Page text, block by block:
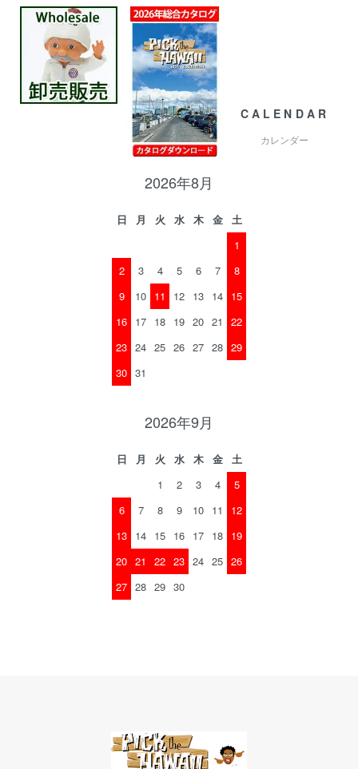
CALENDAR
カレンダー
2026年8月
日 月 火 水 木 金
土
1
2
3 4 5 6 7
8
9
10 11 12 13 14 15
16 17 18 19 20 21
22
23 24 25 26 27 28 29
30 31
2026年9月
日 月 火 水 木 金
土
1
2 3 4
5
6
7 8 9 10 11
12
13 14 15 16 17 18 19
20 21 22 23 24 25 26
27 28 29 30